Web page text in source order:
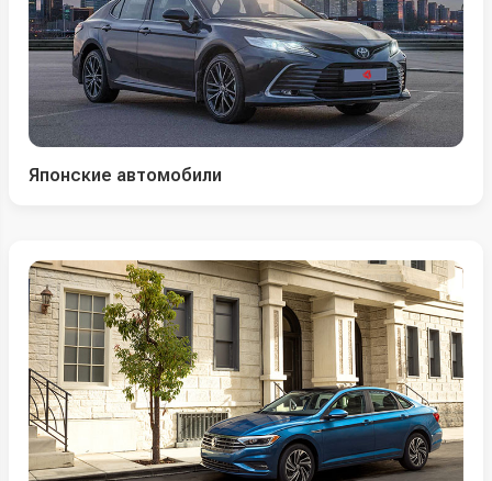
Японские автомобили